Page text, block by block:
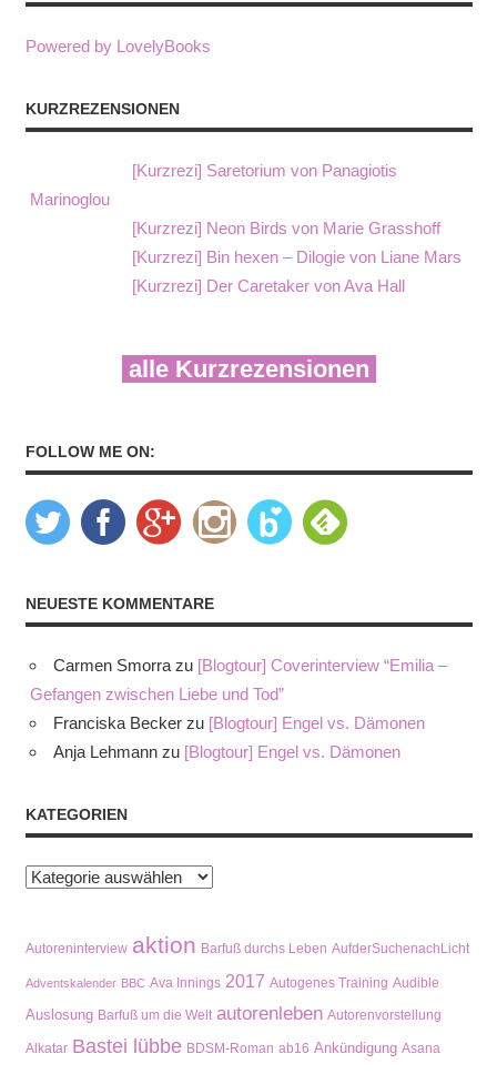
Powered by LovelyBooks
KURZREZENSIONEN
[Kurzrezi] Saretorium von Panagiotis
Marinoglou
[Kurzrezi] Neon Birds von Marie Grasshoff
[Kurzrezi] Bin hexen – Dilogie von Liane Mars
[Kurzrezi] Der Caretaker von Ava Hall
alle Kurzrezensionen
FOLLOW ME ON:
NEUESTE KOMMENTARE
Carmen Smorrazu [Blogtour] Coverinterview “Emilia –
Gefangen zwischen Liebe und Tod”
Franciska Becker zu [Blogtour] Engel vs. Dämonen
Anja Lehmann zu [Blogtour] Engel vs. Dämonen
KATEGORIEN
Kategorien
Autoreninterview aktion Barfuß durchs Leben AufderSuchenachLicht
Adventskalender BBC Ava Innings 2017 Autogenes Training Audible
Auslosung Barfuß um die Welt autorenleben Autorenvorstellung
Alkatar Bastei lübbe BDSM-Roman ab16 Ankündigung Asana